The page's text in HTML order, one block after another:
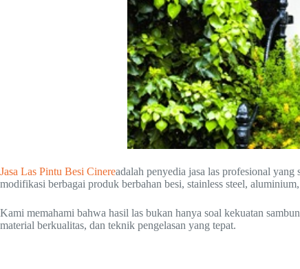
Jasa Las Pintu Besi Cinereadalah penyedia jasa las profesional
modifikasi berbagai produk berbahan besi, stainless steel,
Kami memahami bahwa hasil las bukan hanya soal kekuatan
material berkualitas, dan teknik pengelasan yang tepat.